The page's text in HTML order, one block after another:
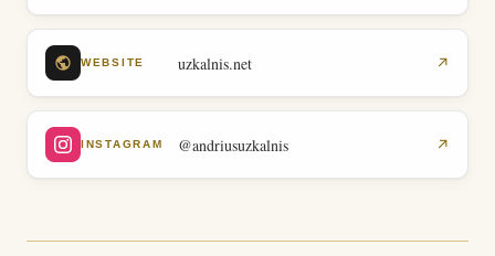
WEBSITE uzkalnis.net ↗
INSTAGRAM @andriusuzkalnis ↗